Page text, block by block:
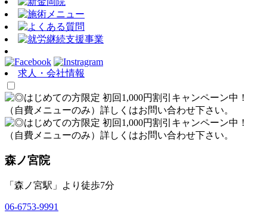
求人・会社情報
森ノ宮院
「森ノ宮駅」より徒歩7分
06-6753-9991